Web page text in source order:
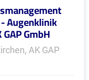
Augenklinik
GmbH
AK GAP